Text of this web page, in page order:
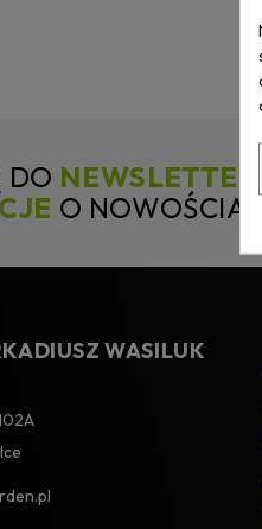
DO NEWSLETTERA
O
WASILUK